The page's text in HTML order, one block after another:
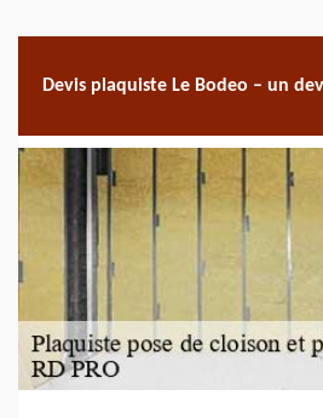
Devis plaquiste Le Bodeo – un